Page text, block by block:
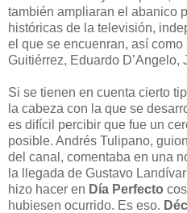
también ampliaran el abanico
históricas de la televisión,
el que se encuenran, así
Guitiérrez, Eduardo D’Angelo,
Si se tienen en cuenta cierto
la cabeza con la que se
es difícil percibir que fue un
posible. Andrés Tulipano,
del canal, comentaba en una
la llegada de Gustavo
hizo hacer en Día Perfecto
hubiesen ocurrido. Es eso.